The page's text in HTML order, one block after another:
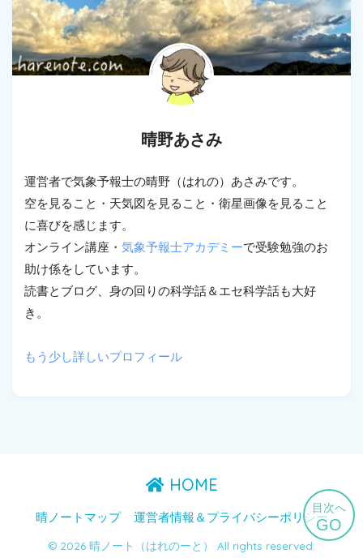
目次へ
GO
晴野あさみ
運営者で気象予報士の晴野（はれの）あさみです。
空を見ること・天気図を見ること・衛星画像を見ること
に喜びを感じます。
オンライン講座・ 気象予報士アカデミーで受験勉強のお
助け係をしています。
読書とブログ、身の回りの科学話＆エセ科学話も大好
き。
もう少し詳しいプロフィール
HOME
晴ノートマップ 運営者情報＆プライバシーポリシー
© 2026 晴ノート（はれのーと） All rights reserved.